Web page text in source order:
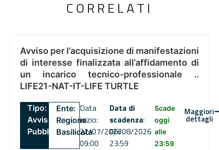
CORRELATI
Avviso per l’acquisizione di manifestazioni
di interesse finalizzata all’affidamento di
un incarico tecnico-professionale ..
LIFE21-NAT-IT-LIFE TURTLE
Tipo:
Avviso
Pubblico
Ente:
Regione
Basilicata
Data
inizio:
22/07/2026
09:00
Data di
scadenza:
06/08/2026
23:59
Scade
oggi
alle
23:59
Maggiori
dettagli